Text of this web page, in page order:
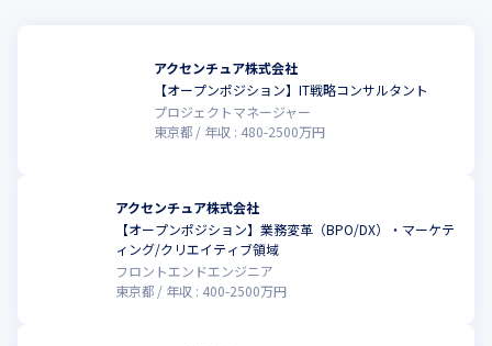
アクセンチュア株式会社
【オープンポジション】IT戦略コンサルタント
プロジェクトマネージャー
東京都
年収 : 480-2500万円
アクセンチュア株式会社
【オープンポジション】業務変革（BPO/DX）・マーケテ
ィング/クリエイティブ領域
フロントエンドエンジニア
東京都
年収 : 400-2500万円